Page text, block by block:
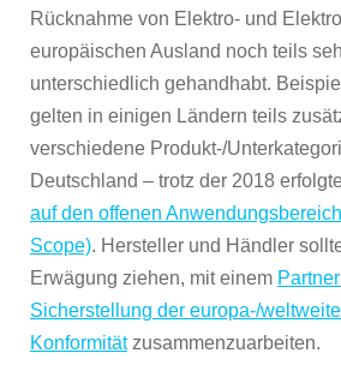
Rücknahme von Elektro- und
europäischen Ausland noch teils
unterschiedlich gehandhabt.
gelten in einigen Ländern teils
verschiedene Produkt-/
Deutschland – trotz der 2018
auf den offenen
Scope). Hersteller und Händler
Erwägung ziehen, mit einem
Sicherstellung der europa-/
Konformitätzusammenzuarbeiten.